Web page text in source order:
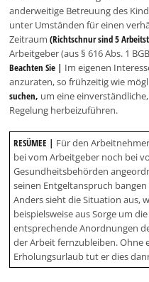
anderweitige Betreuung des
unter Umständen für einen
Zeitraum(Richtschnur sind 5
Arbeitgeber (aus § 616 Abs. 1
Beachten Sie | Im eigenen
anzuraten, so frühzeitig wie
suchen, um eine
Regelung herbeizuführen.
RESÜMEE | Für den
bei vom Arbeitgeber noch bei
Gesundheitsbehörden
seinen Entgeltanspruch bangen
Anders sieht die Situation aus,
beispielsweise aus Sorge um
entsprechende Anordnungen
der Arbeit fernzubleiben. Ohne
Erholungsurlaub tut er dies